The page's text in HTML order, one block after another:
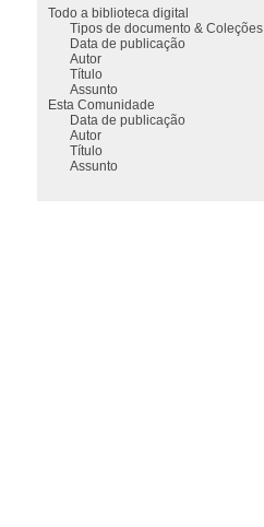
Todo a biblioteca digital
Tipos de documento & Coleções
Data de publicação
Autor
Título
Assunto
Esta Comunidade
Data de publicação
Autor
Título
Assunto